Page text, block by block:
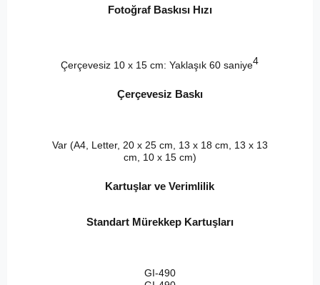
Fotoğraf Baskısı Hızı
Çerçevesiz 10 x 15 cm: Yaklaşık 60 saniye4
Çerçevesiz Baskı
Var (A4, Letter, 20 x 25 cm, 13 x 18 cm, 13 x 13
cm, 10 x 15 cm)
Kartuşlar ve Verimlilik
Standart Mürekkep Kartuşları
GI-490